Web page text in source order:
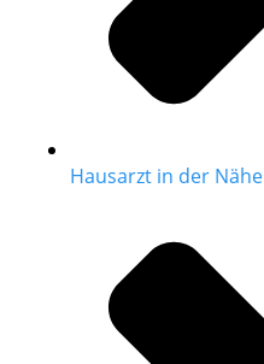
Hausarzt in der Nähe